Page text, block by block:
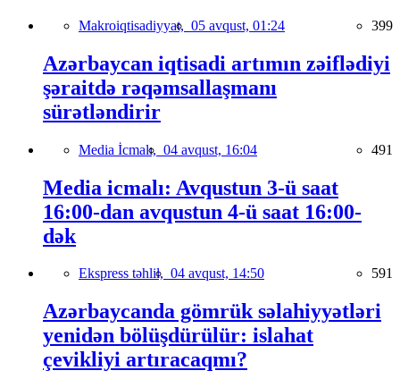
Makroiqtisadiyyat, 05 avqust, 01:24 399
Azərbaycan iqtisadi artımın zəiflədiyi
şəraitdə rəqəmsallaşmanı
sürətləndirir
Media İcmalı, 04 avqust, 16:04 491
Media icmalı: Avqustun 3-ü saat
16:00-dan avqustun 4-ü saat 16:00-
dək
Ekspress təhlil, 04 avqust, 14:50 591
Azərbaycanda gömrük səlahiyyətləri
yenidən bölüşdürülür: islahat
çevikliyi artıracaqmı?